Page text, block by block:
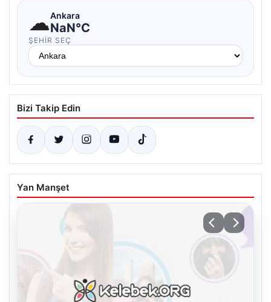
☁Ankara
NaN°C
ŞEHIR SEÇ
Bizi Takip Edin
Yan Manşet